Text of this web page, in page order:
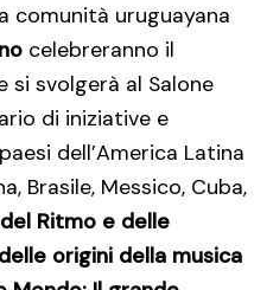
comunità uruguayana
celebreranno il
svolgerà al Salone
di iniziative e
dell’America Latina
Brasile, Messico, Cuba,
Ritmo e delle
origini della musica